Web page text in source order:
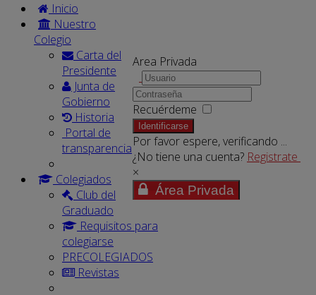
Area Privada
Recuérdeme
Identificarse
Por favor espere, verificando ...
¿No tiene una cuenta? Registrate
×
Área Privada
Inicio
Nuestro
Colegio
Carta del
Presidente
Junta de
Gobierno
Historia
Portal de
transparencia
Colegiados
Club del
Graduado
Requisitos para
colegiarse
PRECOLEGIADOS
Revistas